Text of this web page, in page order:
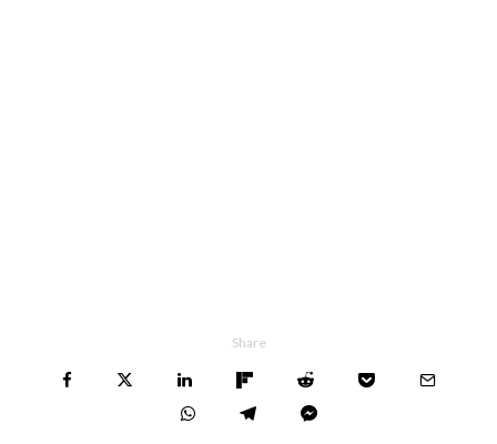
Share